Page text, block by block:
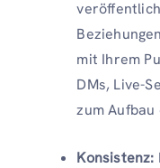
mit Ihrem
DMs, Live-
zum
Konsistenz: